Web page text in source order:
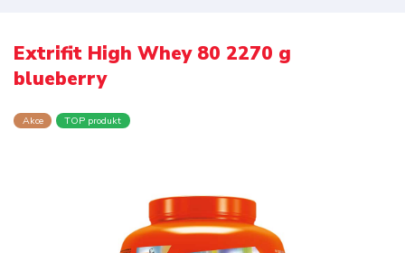
Extrifit High Whey 80 2270 g
blueberry
Akce TOP produkt